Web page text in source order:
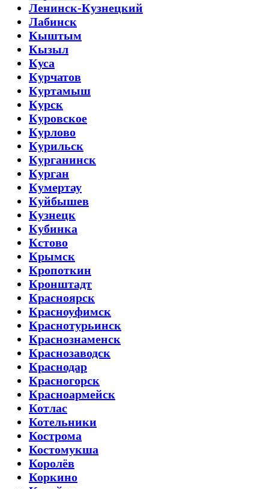
Ленинск-Кузнецкий
Лабинск
Кыштым
Кызыл
Куса
Курчатов
Куртамыш
Курск
Куровское
Курлово
Курильск
Курганинск
Курган
Кумертау
Куйбышев
Кузнецк
Кубинка
Кстово
Крымск
Кропоткин
Кронштадт
Красноярск
Красноуфимск
Краснотурьинск
Краснознаменск
Краснозаводск
Краснодар
Красногорск
Красноармейск
Котлас
Котельники
Кострома
Костомукша
Королёв
Коркино